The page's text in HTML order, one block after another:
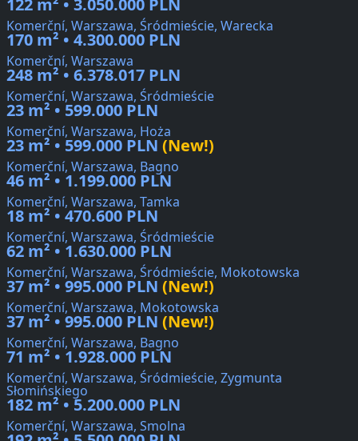
122 m² • 3.050.000 PLN
Komerční, Warszawa, Śródmieście, Warecka
170 m² • 4.300.000 PLN
Komerční, Warszawa
248 m² • 6.378.017 PLN
Komerční, Warszawa, Śródmieście
23 m² • 599.000 PLN
Komerční, Warszawa, Hoża
23 m² • 599.000 PLN (New!)
Komerční, Warszawa, Bagno
46 m² • 1.199.000 PLN
Komerční, Warszawa, Tamka
18 m² • 470.600 PLN
Komerční, Warszawa, Śródmieście
62 m² • 1.630.000 PLN
Komerční, Warszawa, Śródmieście, Mokotowska
37 m² • 995.000 PLN (New!)
Komerční, Warszawa, Mokotowska
37 m² • 995.000 PLN (New!)
Komerční, Warszawa, Bagno
71 m² • 1.928.000 PLN
Komerční, Warszawa, Śródmieście, Zygmunta
Słomińskiego
182 m² • 5.200.000 PLN
Komerční, Warszawa, Smolna